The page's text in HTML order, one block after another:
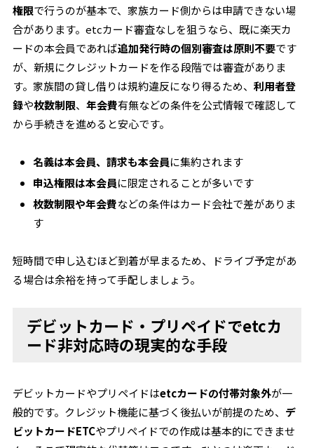
権限で行うのが基本で、家族カード側からは申請できない場
合があります。etcカード審査なしを狙うなら、既に楽天カ
ードの本会員であれば追加発行時の個別審査は原則不要です
が、新規にクレジットカードを作る段階では審査がありま
す。家族間の貸し借りは規約違反になり得るため、利用者登
録や枚数制限、年会費有無などの条件を公式情報で確認して
から手続きを進めると安心です。
名義は本会員、請求も本会員に集約されます
申込権限は本会員に限定されることが多いです
枚数制限や年会費などの条件はカード会社で差がありま
す
短時間で申し込むほど到着が早まるため、ドライブ予定があ
る場合は余裕を持って手配しましょう。
デビットカード・プリペイドでetcカ
ード非対応時の現実的な手段
デビットカードやプリペイドはetcカードの付帯対象外が一
般的です。クレジット機能に基づく後払いが前提のため、 デ
ビットカードETCやプリペイドでの作成は基本的にできませ